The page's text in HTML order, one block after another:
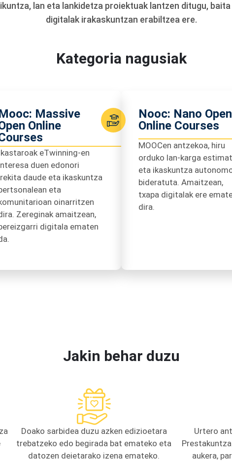
lan eta lankidetza proiektuak lantzen ditugu,
digitalak irakaskuntzan erabiltzea ere.
Kategoria nagusiak
Massive
Online
eTwinning-en
duen edonori
daude eta ikaskuntza
eta
oinarritzen
Zereginak amaitzean,
digitala ematen
Nooc: Nano Open
Online Courses
MOOCen antzekoa, hiru
orduko lan-karga
eta ikaskuntza
bideratuta. Amaitzean,
txapa digitalak ere
dira.
Jakin behar duzu
Doako sarbidea duzu azken edizioetara
trebatzeko edo begirada bat emateko eta
datozen deietarako izena emateko.
Urtero
aukera,